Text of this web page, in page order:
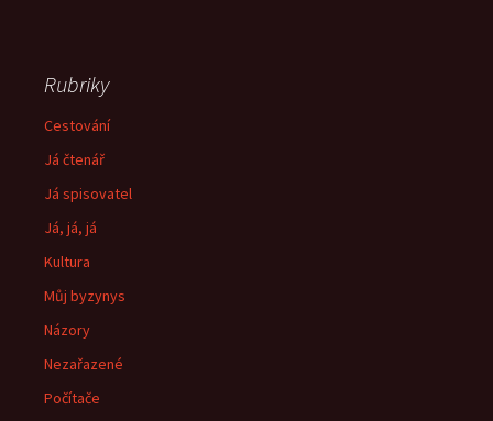
Rubriky
Cestování
Já čtenář
Já spisovatel
Já, já, já
Kultura
Můj byzynys
Názory
Nezařazené
Počítače